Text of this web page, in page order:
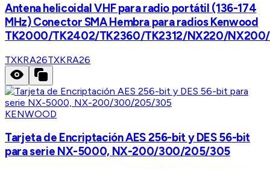
Antena helicoidal VHF para radio portátil (136-174
MHz) Conector SMA Hembra para radios Kenwood
TK2000/TK2402/TK2360/TK2312/NX220/
TXKRA26TXKRA26
KENWOOD
Tarjeta de Encriptación AES 256-bit y DES 56-bit
para serie NX-5000, NX-200/300/205/305